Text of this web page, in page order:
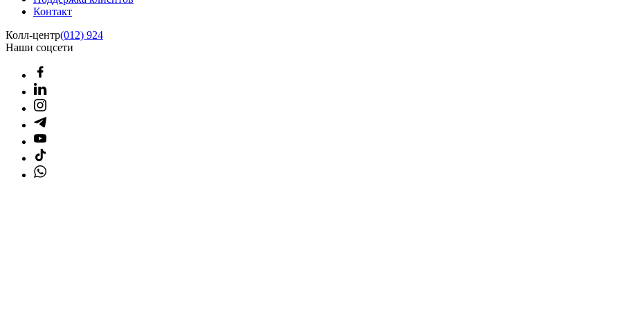
Контакт
Колл-центр(012) 924
Наши соцсети